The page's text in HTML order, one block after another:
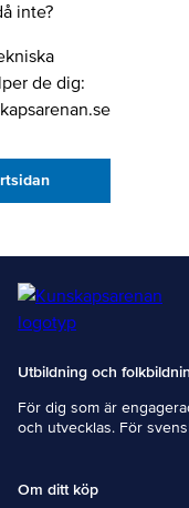
inte?
de dig:
Utbildning och
För dig som är
och utvecklas. För
Om ditt köp